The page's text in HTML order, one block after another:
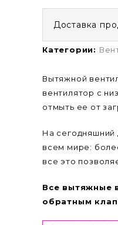
Доставка
Категории:
Вытяжной
вентилятор с
отмыть ее от
На сегодняшний
всем мире:
все это
Все вытяжные
обратным